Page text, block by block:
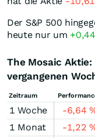
Der S&P 500
heute nur um
The Mosaic
vergangenen
Zeitraum
1 Woche -6,64
1 Monat
-1,22